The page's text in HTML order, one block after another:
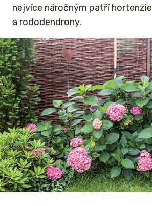
nejvíce náročným patří hortenzie
a rododendrony.